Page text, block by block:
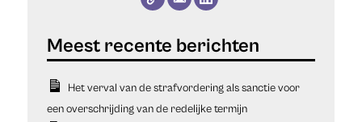
Het verval van de strafvordering als sanctie voor
een overschrijding van de redelijke termijn